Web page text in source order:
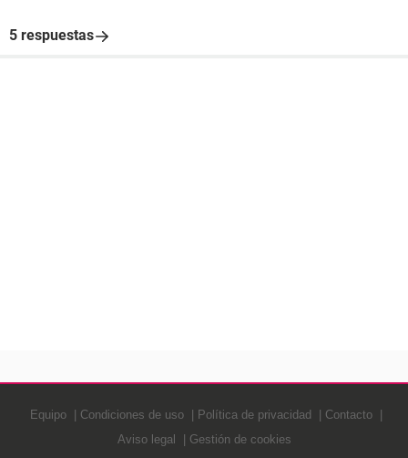
5 respuestas
Equipo Condiciones de uso Política de privacidad
Contacto
Aviso legal
Gestión de cookies